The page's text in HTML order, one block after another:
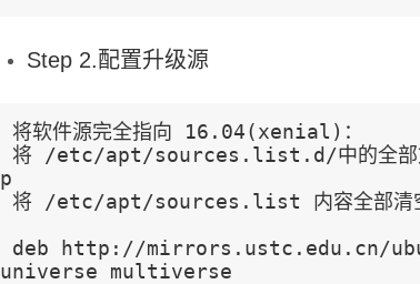
Step 2.配置升级源
将软件源完全指向 16.04(xenial)：
p
将 /etc/apt/sources.list 内容全部清空
deb http://mirrors.ustc.edu.cn/
universe multiverse